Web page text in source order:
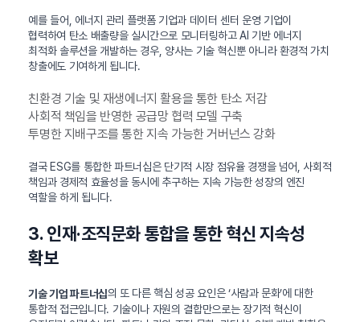
예를 들어, 에너지 관리 플랫폼 기업과 데이터 센터 운영 기업이
협력하여 탄소 배출량을 실시간으로 모니터링하고 AI 기반 에너지
최적화 솔루션을 개발하는 경우, 양사는 기술 혁신뿐 아니라 환경적 가치
창출에도 기여하게 됩니다.
친환경 기술 및 재생에너지 활용을 통한 탄소 저감
사회적 책임을 반영한 공급망 협력 모델 구축
투명한 지배구조를 통한 지속 가능한 거버넌스 강화
결국 ESG를 통합한 파트너십은 단기적 시장 점유율 경쟁을 넘어, 사회적
책임과 경제적 효율성을 동시에 추구하는 지속 가능한 성장의 엔진
역할을 하게 됩니다.
3. 인재·조직문화 통합을 통한 혁신 지속성
확보
기술 기업 파트너십의 또 다른 핵심 성공 요인은 ‘사람과 문화’에 대한
통합적 접근입니다. 기술이나 자원의 결합만으로는 장기적 혁신이